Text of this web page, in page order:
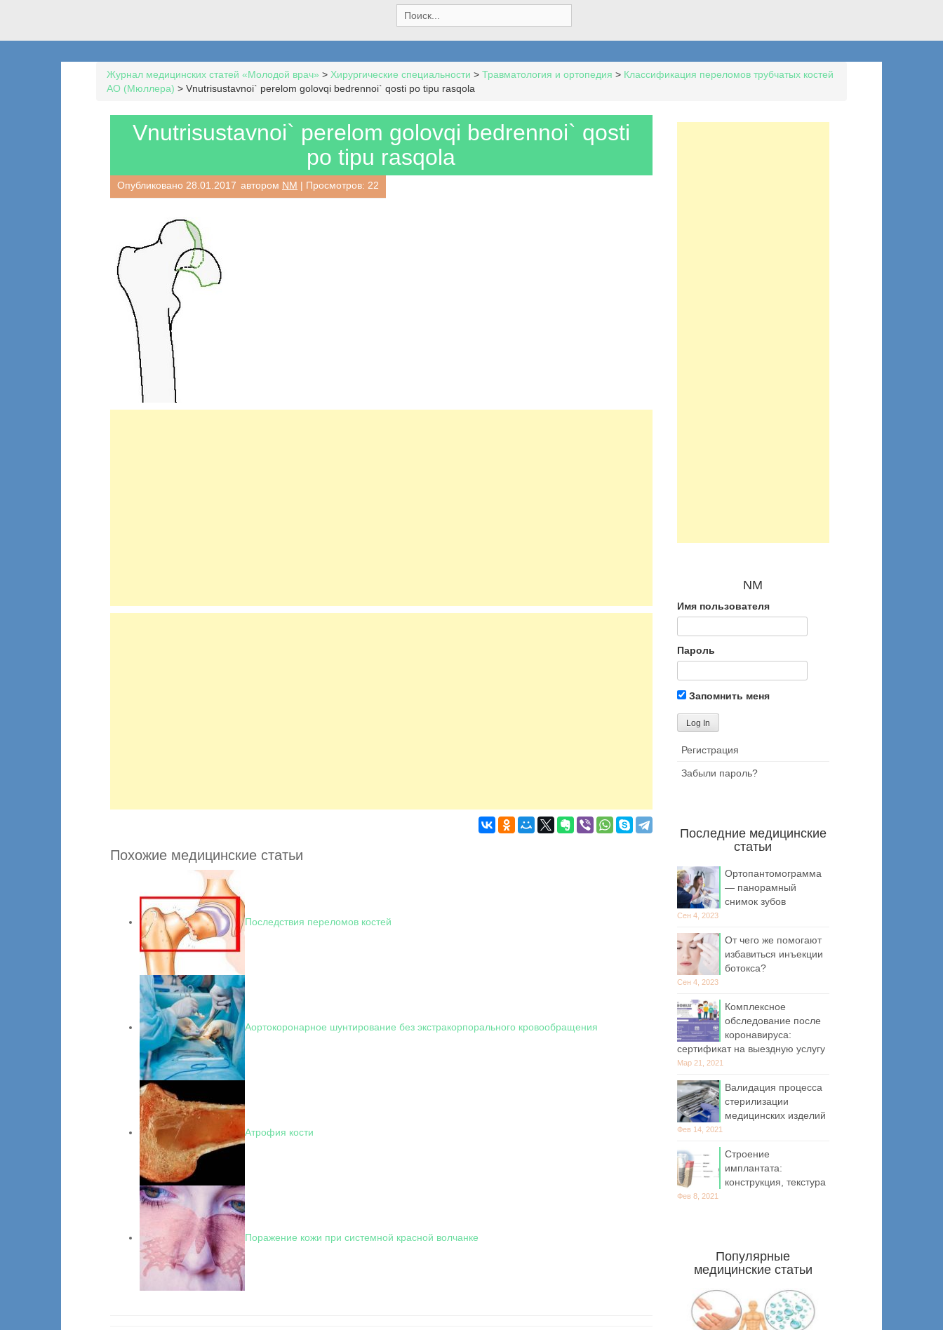
e
a
h
f
:
Журнал медицинских статей «Молодой врач» > Хирургические специальности > Травматология и ортопедия > Классификация переломов трубчатых костей
AO (Мюллера) > Vnutrisustavnoi` perelom golovqi bedrennoi` qosti po tipu rasqola
Vnutrisustavnoi` perelom golovqi bedrennoi` qosti
po tipu rasqola
Опубликовано 28.01.2017 автором NM | Просмотров: 22
Похожие медицинские статьи
Последствия переломов костей
Аортокоронарное шунтирование без экстракорпорального кровообращения
Атрофия кости
Поражение кожи при системной красной волчанке
NM
Имя пользователя
Пароль
Запомнить меня
Регистрация
Забыли пароль?
Последние медицинские
статьи
Ортопантомограмма
— панорамный
снимок зубов
Сен 4, 2023
От чего же помогают
избавиться инъекции
ботокса?
Сен 4, 2023
Комплексное
обследование после
коронавируса:
сертификат на выездную услугу
Мар 21, 2021
Валидация процесса
стерилизации
медицинских изделий
Фев 14, 2021
Строение
имплантата:
конструкция, текстура
Фев 8, 2021
Популярные
медицинские статьи